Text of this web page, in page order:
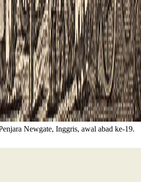
Newgate, Inggris, awal abad ke-19.